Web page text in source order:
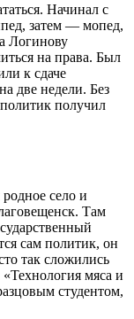
Начинал с
затем — мопед,
Логинову
на права. Был
к сдаче
две недели. Без
получил
село и
Там
сам политик, он
так сложились
«Технология мяса и
студентом,